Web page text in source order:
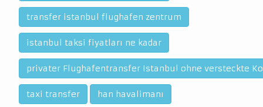
transfer istanbul flughafen zentrum
istanbul taksi fiyatları ne kadar
privater Flughafentransfer Istanbul ohne versteckte
taxi transfer han havalimanı